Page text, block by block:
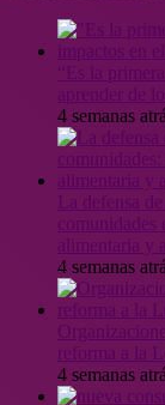
4 semanas
4 semanas
4 semanas